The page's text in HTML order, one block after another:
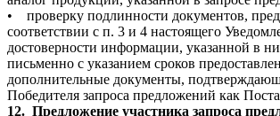
•
проверку подлинности документов,
соответствии с п. 3 и 4 настоящего
достоверности информации, указанной в
письменно с указанием сроков
дополнительные документы,
Победителя запроса предложений как
12. Предложение участника запроса